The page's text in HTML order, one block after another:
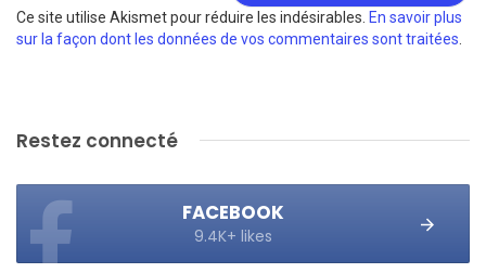
Ce site utilise Akismet pour réduire les indésirables. En savoir plus
sur la façon dont les données de vos commentaires sont traitées
Restez connecté
FACEBOOK
9.4K+ likes